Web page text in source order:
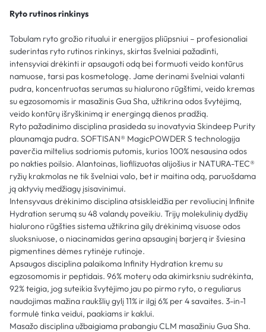
Ryto rutinos rinkinys
Tobulam ryto grožio ritualui ir energijos pliūpsniui – profesionaliai
suderintas ryto rutinos rinkinys, skirtas švelniai pažadinti,
intensyviai drėkinti ir apsaugoti odą bei formuoti veido kontūrus
namuose, tarsi pas kosmetologę. Jame derinami švelniai valanti
pudra, koncentruotas serumas su hialurono rūgštimi, veido kremas
su egzosomomis ir masažinis Gua Sha, užtikrina odos švytėjimą,
veido kontūrų išryškinimą ir energingą dienos pradžią.
Ryto pažadinimo disciplina prasideda su inovatyvia Skindeep Purity
plaunamąja pudra. SOFTISAN® MagicPOWDER S technologija
paverčia miltelius sodriomis putomis, kurios 100% nesausina odos
po nakties poilsio. Alantoinas, liofilizuotas alijošius ir NATURA-TEC®
ryžių krakmolas ne tik švelniai valo, bet ir maitina odą, paruošdama
ją aktyvių medžiagų įsisavinimui.
Intensyvaus drėkinimo disciplina atsiskleidžia per revoliucinį Infinite
Hydration serumą su 48 valandų poveikiu. Trijų molekulinių dydžių
hialurono rūgšties sistema užtikrina gilų drėkinimą visuose odos
sluoksniuose, o niacinamidas gerina apsauginį barjerą ir šviesina
pigmentines dėmes rytinėje rutinoje.
Apsaugos disciplina palaikoma Infinity Hydration kremu su
egzosomomis ir peptidais. 96% moterų oda akimirksniu sudrėkinta,
92% teigia, jog suteikia švytėjimo jau po pirmo ryto, o reguliarus
naudojimas mažina raukšlių gylį 11% ir ilgį 6% per 4 savaites. 3-in-1
formulė tinka veidui, paakiams ir kaklui.
Masažo disciplina užbaigiama prabangiu CLM masažiniu Gua Sha.